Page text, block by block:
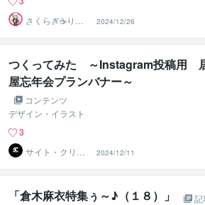
さくらぎ☕りょ
う⛎癒やし電話
相談サロン
2024/12/26
つくってみた ～Instagram投稿用
屋忘年会プランバナー～
コンテンツ
デザイン・イラスト
3
サイト・クリエ
イティブ
2024/12/11
「倉木麻衣特集ぅ～♪（１８）」
記